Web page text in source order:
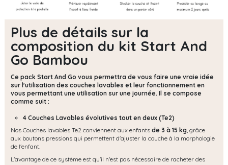
Plus de détails sur la
composition du kit Start And
Go Bambou
Ce pack Start And Go vous permettra de vous faire une vraie idée
sur l'utilisation des couches lavables et leur fonctionnement en
vous permettant une utilisation sur une journée. Il se compose
comme suit :
4 Couches Lavables évolutives tout en deux (Te2)
Nos Couches lavables Te2 conviennent aux enfants de 3 à 15 kg , grâce
aux boutons pressions qui permettent d'ajuster la couche à la morphologie
de l'enfant.
L'avantage de ce système est qu'il n'est pas nécessaire de racheter des